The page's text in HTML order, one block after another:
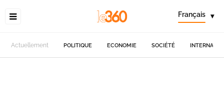
Français ▾
Actuellement POLITIQUE ECONOMIE SOCIÉTÉ